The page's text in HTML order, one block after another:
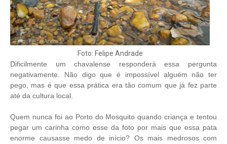
Foto: Felipe Andrade
Dificilmente um chavalense responderá essa pergunta
negativamente. Não digo que é impossível alguém não ter
pego, mas é que essa prática era tão comum que já fez parte
até da cultura local.
Quem nunca foi ao Porto do Mosquito quando criança e tentou
pegar um carinha como esse da foto por mais que essa pata
enorme causasse medo de início? Os mais medrosos com